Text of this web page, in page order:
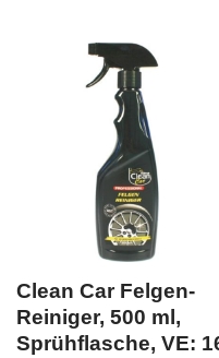
Clean Car Felgen-
Reiniger, 500 ml,
Sprühflasche, VE: